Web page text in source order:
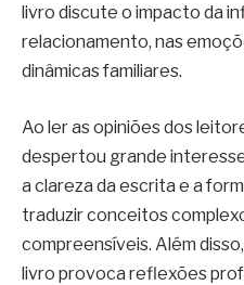
livro discute o impacto da
relacionamento, nas
dinâmicas familiares.
Ao ler as opiniões dos
despertou grande
a clareza da escrita e a
traduzir conceitos
compreensíveis. Além
livro provoca reflexões